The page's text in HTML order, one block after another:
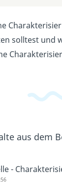
solltest und
aus dem
-